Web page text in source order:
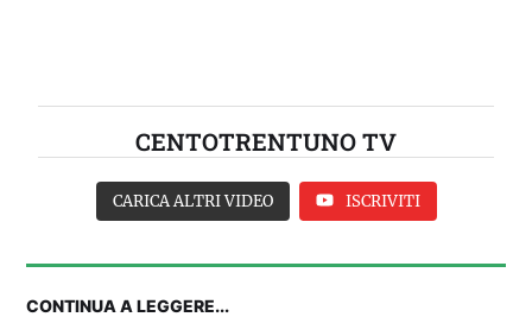
CENTOTRENTUNO TV
CARICA ALTRI VIDEO ISCRIVITI
CONTINUA A LEGGERE...